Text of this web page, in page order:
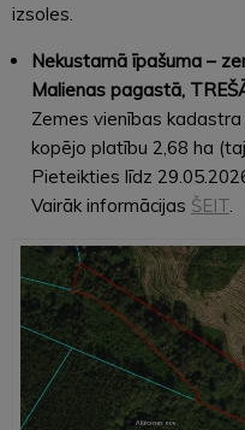
izsoles.
Nekustamā īpašuma –
Malienas pagastā,
Zemes vienības
kopējo platību 2,68 ha
Pieteikties līdz
Vairāk informācijas ŠEIT